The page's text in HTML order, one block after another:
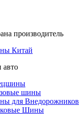
производитель
Китай
авто
шины
для Внедорожников
Шины